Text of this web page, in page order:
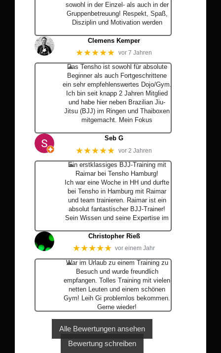
sowohl in der Einzel- als auch in der
Gruppenbetreuung! Respekt, Spaß,
Disziplin und Motivation werden
Clemens Kemper
★★★★★ vor 7 Jahren
Das Tensho ist sowohl für absolute
Beginner als auch Fortgeschrittene
ein sehr empfehlenswertes Dojo/Gym.
Ich bin seit knapp 2 Jahren Mitglied
und habe hier neben Brazilian Jiu-
Jitsu (BJJ) im Ringen und Thaiboxen
mitgemacht. Mein Fokus
Seb G
★★★★★ vor 2 Jahren
Ein erstklassiges BJJ-Training mit
Raimar bei Tensho Hamburg!
Ich war eine Woche in HH und durfte
bei Tensho in Hamburg mit Raimar
und team trainieren. Raimar ist ein
absolut fantastischer BJJ-Trainer!
Sein Wissen und seine Expertise im
Christopher Rieß
★★★★★ vor einem Jahr
War im Urlaub zu einem Training zu
Besuch und wurde freundlich
empfangen. Tolles Training mit vielen
netten Leuten und einem schönen
Gym! Leih Gi problemlos bekommen.
Gerne wieder!
Alle Bewertungen ansehen
Bewertung schreiben